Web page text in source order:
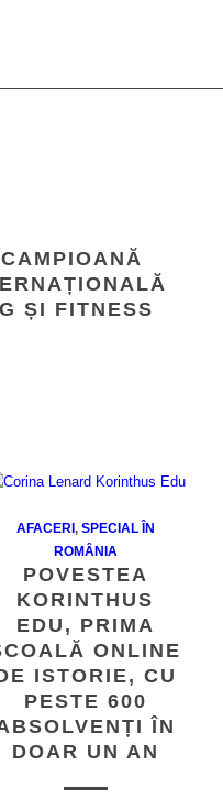
ȘI FITNESS
AFACERI, SPECIAL ÎN
ROMÂNIA
POVESTEA
KORINTHUS
EDU, PRIMA
ONLINE
ISTORIE, CU
PESTE 600
ÎN
DOAR UN AN